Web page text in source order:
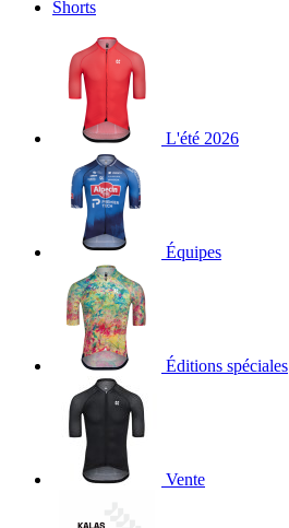
Shorts
L'été 2026
Équipes
Éditions spéciales
Vente